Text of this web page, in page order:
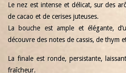
Le nez est intense et délicat, sur des
de cacao et de cerises juteuses.
La bouche est ample et élégante,
découvre des notes de cassis, de thym
La finale est ronde, persistante,
fraîcheur.